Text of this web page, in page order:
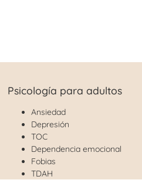
Psicología para adultos
Ansiedad
Depresión
TOC
Dependencia emocional
Fobias
TDAH